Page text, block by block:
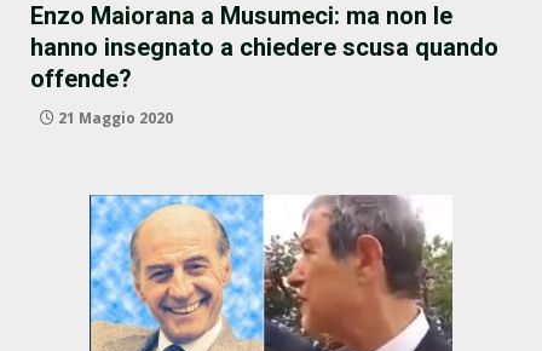
Enzo Maiorana a Musumeci: ma non le
hanno insegnato a chiedere scusa quando
offende?
21 Maggio 2020